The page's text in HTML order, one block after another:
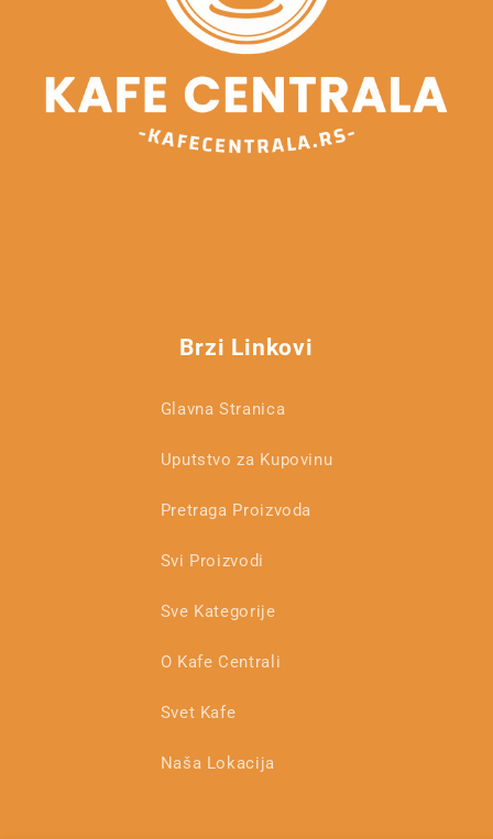
Brzi Linkovi
Glavna Stranica
Uputstvo za Kupovinu
Pretraga Proizvoda
Svi Proizvodi
Sve Kategorije
O Kafe Centrali
Svet Kafe
Naša Lokacija